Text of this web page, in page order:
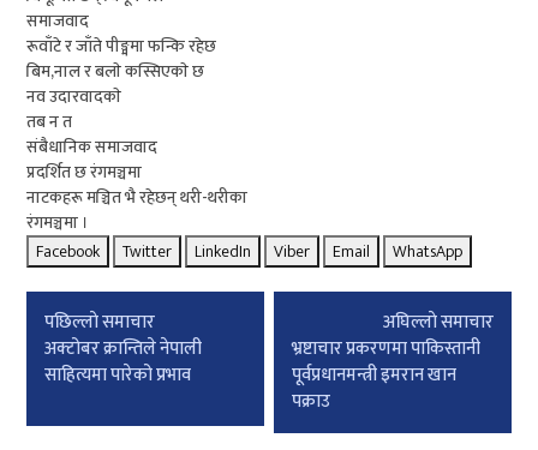
समाजवाद
रूवाँटे र जाँते पीङ्ममा फन्कि रहेछ
बिम,नाल र बलाे कस्सिएकाे छ
नव उदारवादकाे
तब न त
संबैधानिक समाजवाद
प्रदर्शित छ रंगमञ्चमा
नाटकहरू मञ्चित भै रहेछन् थरी-थरीका
रंगमञ्चमा ।
Facebook
Twitter LinkedIn Viber Email WhatsApp
Post
navigation
पछिल्लाे समाचार
अक्टोबर क्रान्तिले नेपाली
साहित्यमा पारेको प्रभाव
अघिल्लाे समाचार
भ्रष्टाचार प्रकरणमा पाकिस्तानी
पूर्वप्रधानमन्त्री इमरान खान
पक्राउ